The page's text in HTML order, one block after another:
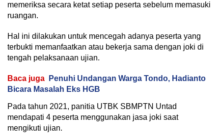
memeriksa secara ketat setiap peserta sebelum memasuki
ruangan.
Hal ini dilakukan untuk mencegah adanya peserta yang
terbukti memanfaatkan atau bekerja sama dengan joki di
tengah pelaksanaan ujian.
Baca juga
Penuhi Undangan Warga Tondo, Hadianto
Bicara Masalah Eks HGB
Pada tahun 2021, panitia UTBK SBMPTN Untad
mendapati 4 peserta menggunakan jasa joki saat
mengikuti ujian.